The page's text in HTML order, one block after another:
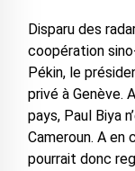
Disparu des
coopération
Pékin, le
privé à Genève.
pays, Paul Biya
Cameroun. A en
pourrait donc